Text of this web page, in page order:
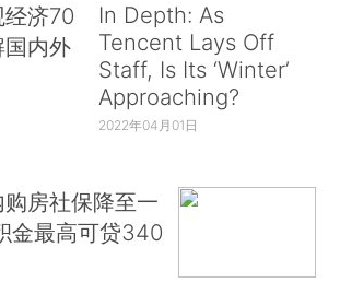
济70
内外
In Depth: As
Tencent Lays Off
Staff, Is Its ‘Winter’
Approaching?
2022年04月01日
房社保降至一
金最高可贷340